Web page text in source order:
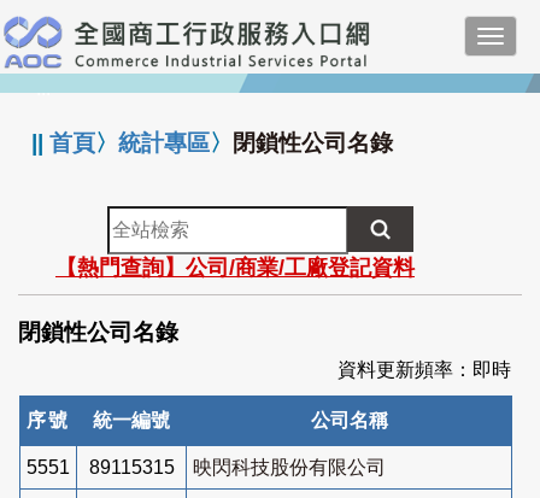
跳
到
主
要
:::
||首頁〉統計專區〉 閉鎖性公司名錄
全
站
檢
索
【熱門查詢】公司/商業/工廠登記資料
閉鎖性公司名錄
資料更新頻率：即時
序號 統一編號 公司名稱
5551 89115315 映閃科技股份有限公司